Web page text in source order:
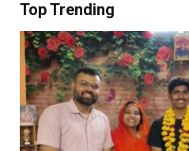
Top Trending